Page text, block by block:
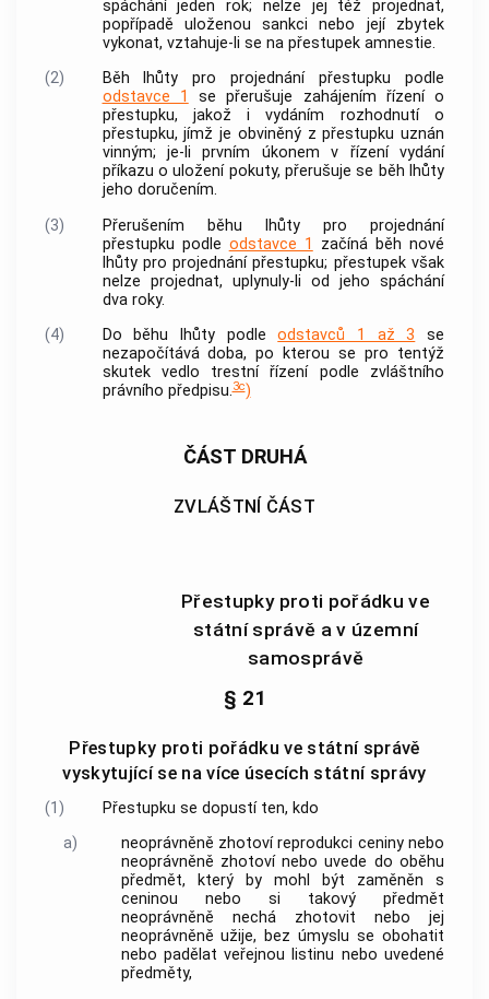
spáchání jeden rok; nelze jej též projednat,
popřípadě uloženou sankci nebo její zbytek
vykonat, vztahuje-li se na přestupekamnestie.
(2)
Běh lhůty pro projednánípřestupku podle
odstavce 1
se přerušuje zahájením řízení o
přestupku, jakož i vydáním rozhodnutí o
přestupku, jímž je obviněný zpřestupku uznán
vinným; je-li prvním úkonem v řízení vydání
příkazu o uložení pokuty, přerušuje se běh lhůty
jeho doručením.
(3)
Přerušením běhu lhůty pro projednání
přestupku podle odstavce 1
začíná běh nové
lhůty pro projednánípřestupku; přestupekvšak
nelze projednat, uplynuly-li od jeho spáchání
dva roky.
(4)
Do běhu lhůty podleodstavců 1 až 3 se
nezapočítává doba, po kterou se pro tentýž
skutek vedlo trestní řízenípodle zvláštního
právního předpisu.3c)
ČÁST DRUHÁ
ZVLÁŠTNÍ ČÁST
Přestupky proti pořádku ve
státní správě a v územní
samosprávě
§ 21
Přestupky proti pořádku ve státní správě
vyskytující se na více úsecích státní správy
(1) Přestupku se dopustí ten, kdo
a)
neoprávněně zhotoví reprodukci ceniny nebo
neoprávněně zhotoví nebo uvede do oběhu
předmět, který by mohl být zaměněn s
ceninou nebo si takový předmět
neoprávněně nechá zhotovit nebo jej
neoprávněně užije, bez úmyslu se obohatit
nebo padělat veřejnou listinu nebo uvedené
předměty,